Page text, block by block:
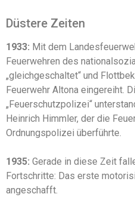
Düstere Zeiten
1933: Mit dem
Feuerwehren des
„gleichgeschaltet“ und
Feuerwehr Altona eingereiht.
„Feuerschutzpolizei“
Heinrich Himmler, der die
Ordnungspolizei überführte.
1935: Gerade in diese Zeit
Fortschritte: Das erste
angeschafft.